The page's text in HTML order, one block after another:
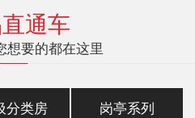
通车
想要的都在这里
分类房 岗亭系列